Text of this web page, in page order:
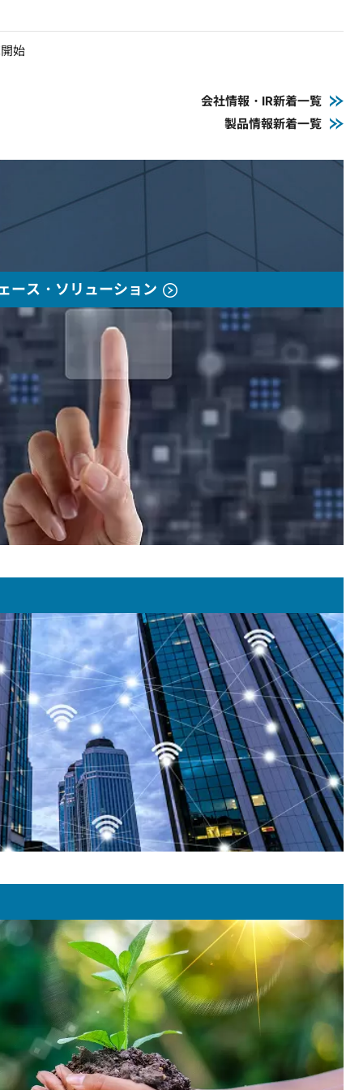
始
会社情報・IR新着一覧
製品情報新着一覧
ース・ソリューション